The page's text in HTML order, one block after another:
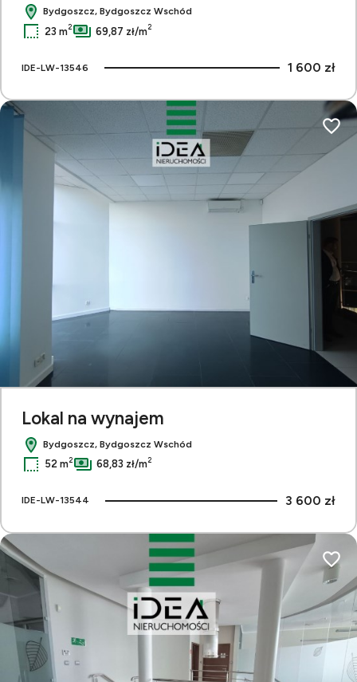
Bydgoszcz, Bydgoszcz Wschód
23 m2 69,87 zł/m2
IDE-LW-13546 1 600 zł
Dodaj
Lokal na wynajem
Bydgoszcz, Bydgoszcz Wschód
52 m2 68,83 zł/m2
IDE-LW-13544 3 600 zł
Dodaj